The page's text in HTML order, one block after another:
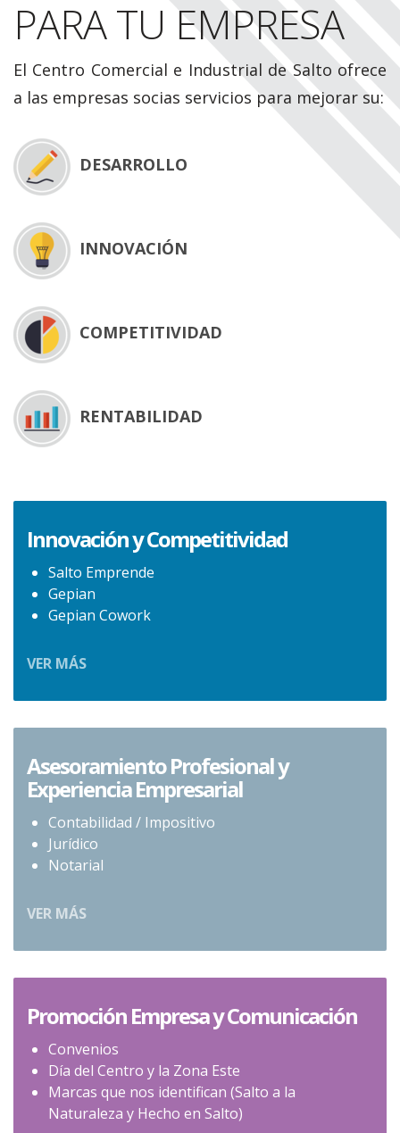
PARA TU EMPRESA
El Centro Comercial e Industrial de Salto ofrece
a las empresas socias servicios para mejorar su:
DESARROLLO
INNOVACIÓN
COMPETITIVIDAD
RENTABILIDAD
Innovación y Competitividad
Salto Emprende
Gepian
Gepian Cowork
VER MÁS
Asesoramiento Profesional y
Experiencia Empresarial
Contabilidad / Impositivo
Jurídico
Notarial
VER MÁS
Promoción Empresa y Comunicación
Convenios
Día del Centro y la Zona Este
Marcas que nos identifican (Salto a la
Naturaleza y Hecho en Salto)